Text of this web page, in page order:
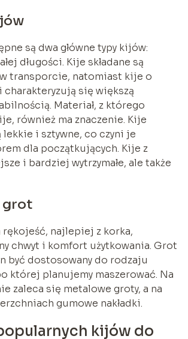
są dwa główne typy kijów:
długości. Kije składane są
transporcie, natomiast kije o
charakteryzują się większą
Materiał, z którego
również ma znaczenie. Kije
i sztywne, co czyni je
dla początkujących. Kije z
i bardziej wytrzymałe, ale także
grot
rękojeść, najlepiej z korka,
chwyt i komfort użytkowania. Grot
być dostosowany do rodzaju
której planujemy maszerować. Na
zaleca się metalowe groty, a na
gumowe nakładki.
kijów do